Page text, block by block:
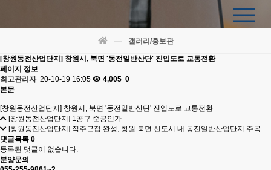
갤러리/홍보관
[창원동전산업단지] 창원시, 북면 '동전일반산단' 진입도로 교통전환
페이지 정보
최고관리자 20-10-19 16:05 4,005 0
본문
[창원동전산업단지] 창원시, 북면 '동전일반산단' 진입도로 교통전환
[창원동전산업단지] 1공구 준공인가
[창원동전산업단지] 직주근접 완성, 창원 북면 신도시 내 동전일반산업단지 주목
댓글목록 0
등록된 댓글이 없습니다.
분양문의